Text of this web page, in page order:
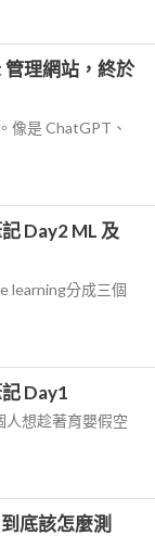
管理網站，終於
像是 ChatGPT、
Day2 ML 及
learning分成三個
Day1
人想趁著育嬰假空
底該怎麼測